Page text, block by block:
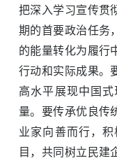
把深入学习宣传贯
期的首要政治任务
的能量转化为履行
行动和实际成果。
高水平展现中国
量。要传承优良传
业家向善而行，
目，共同树立民建